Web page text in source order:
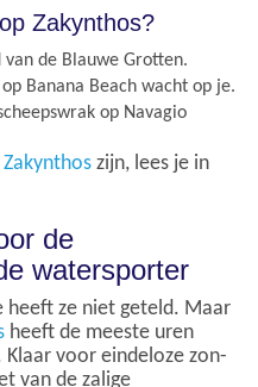
Zakynthos?
de Blauwe Grotten.
Banana Beach wacht op je.
op Navagio
zijn, lees je in
de
watersporter
heeft ze niet geteld. Maar
heeft de meeste uren
voor eindeloze zon-
van de zalige